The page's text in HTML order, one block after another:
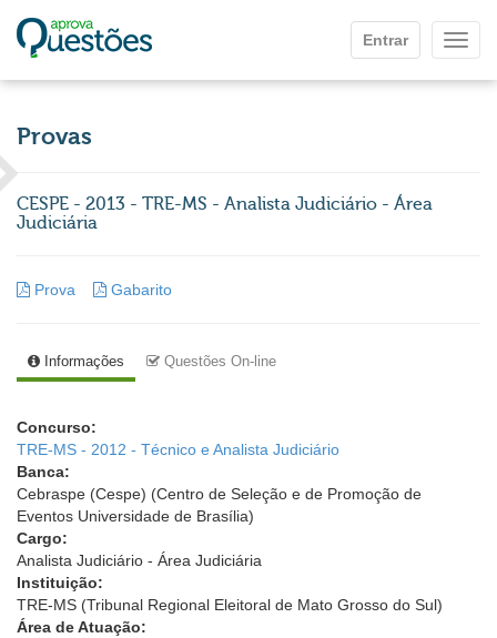
Entrar
Provas
CESPE - 2013 - TRE-MS - Analista Judiciário - Área
Judiciária
Prova Gabarito
Informações Questões On-line
Concurso:
TRE-MS - 2012 - Técnico e Analista Judiciário
Banca:
Cebraspe (Cespe) (Centro de Seleção e de Promoção de
Eventos Universidade de Brasília)
Cargo:
Analista Judiciário - Área Judiciária
Instituição:
TRE-MS (Tribunal Regional Eleitoral de Mato Grosso do Sul)
Área de Atuação: